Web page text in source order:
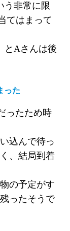
う非常に限
てはまって
とAさんは後
った
ったため時
込んで待っ
、結局到着
の予定がす
ったそうで